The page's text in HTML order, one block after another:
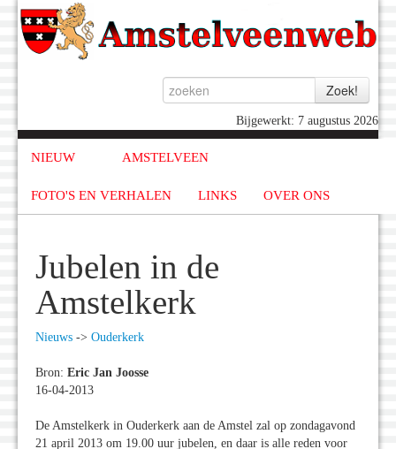
Bijgewerkt: 7 augustus 2026
NIEUW AMSTELVEEN
FOTO'S EN VERHALEN LINKS OVER ONS
Jubelen in de
Amstelkerk
Nieuws -> Ouderkerk
Bron: Eric Jan Joosse
16-04-2013
De Amstelkerk in Ouderkerk aan de Amstel zal op zondagavond
21 april 2013 om 19.00 uur jubelen, en daar is alle reden voor